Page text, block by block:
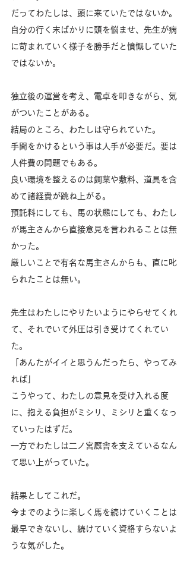
だってわたしは、頭に来ていたではないか。
自分の行く末ばかりに頭を悩ませ、先生が病
に苛まれていく様子を勝手だと憤慨していた
ではないか。
独立後の運営を考え、電卓を叩きながら、気
がついたことがある。
結局のところ、わたしは守られていた。
手間をかけるという事は人手が必要だ。要は
人件費の問題でもある。
良い環境を整えるのは飼葉や敷料、道具を含
めて諸経費が跳ね上がる。
預託料にしても、馬の状態にしても、わたし
が馬主さんから直接意見を言われることは無
かった。
厳しいことで有名な馬主さんからも、直に叱
られたことは無い。
先生はわたしにやりたいようにやらせてくれ
て、それでいて外圧は引き受けてくれてい
た。
「あんたがイイと思うんだったら、やってみ
れば」
こうやって、わたしの意見を受け入れる度
に、抱える負担がミシリ、ミシリと重くなっ
ていったはずだ。
一方でわたしは二ノ宮厩舎を支えているなん
て思い上がっていた。
結果としてこれだ。
今までのように楽しく馬を続けていくことは
最早できないし、続けていく資格すらないよ
うな気がした。